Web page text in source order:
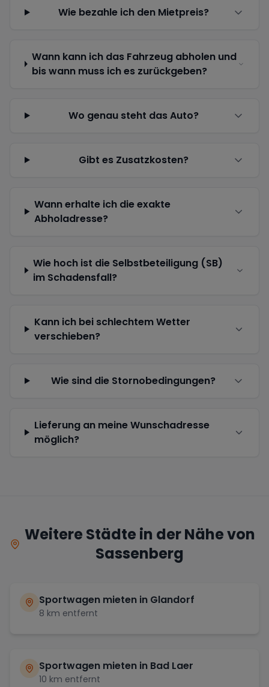
Wie bezahle ich den Mietpreis?
Wann kann ich das Fahrzeug abholen und
bis wann muss ich es zurückgeben?
Wo genau steht das Auto?
Gibt es Zusatzkosten?
Wann erhalte ich die exakte
Abholadresse?
Wie hoch ist die Selbstbeteiligung (SB)
im Schadensfall?
Kann ich bei schlechtem Wetter
verschieben?
Wie sind die Stornobedingungen?
Lieferung an meine Wunschadresse
möglich?
Weitere Städte in der Nähe von
Sassenberg
Sportwagen mieten in Glandorf
8 km entfernt
Sportwagen mieten in Bad Laer
10 km entfernt